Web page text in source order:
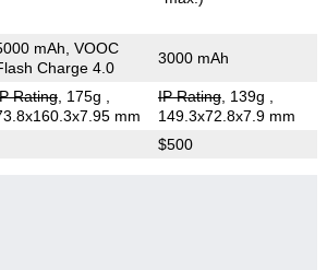
mAh, VOOC
Charge 4.0
3000 mAh
Rating, 175g
mm
IP Rating, 139g
149.3x72.8x7.9 mm
$500